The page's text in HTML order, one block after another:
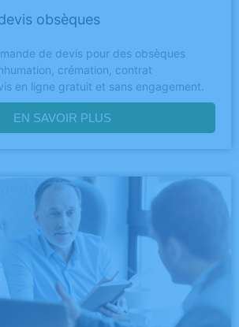
obsèques
de devis pour des obsèques
crémation, contrat
en ligne gratuit et sans engagement.
EN SAVOIR PLUS